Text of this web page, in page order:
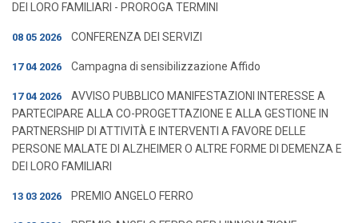
DEI LORO FAMILIARI - PROROGA TERMINI
08 05 2026 CONFERENZA DEI SERVIZI
17 04 2026 Campagna di sensibilizzazione Affido
17 04 2026
AVVISO PUBBLICO MANIFESTAZIONI INTERESSE A
PARTECIPARE ALLA CO-PROGETTAZIONE E ALLA GESTIONE IN
PARTNERSHIP DI ATTIVITÀ E INTERVENTI A FAVORE DELLE
PERSONE MALATE DI ALZHEIMER O ALTRE FORME DI DEMENZA E
DEI LORO FAMILIARI
13 03 2026 PREMIO ANGELO FERRO